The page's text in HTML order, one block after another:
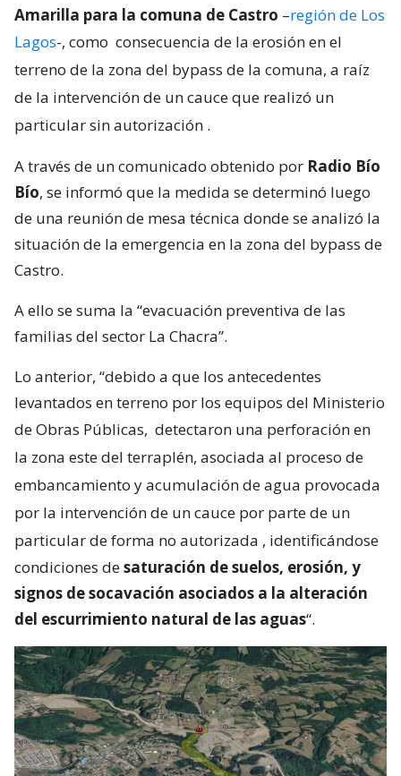
Amarilla para la comuna de Castro –región de Los
Lagos-, como consecuencia de la erosión en el
terreno de la zona del bypass de la comuna, a raíz
de la intervención de un cauce que realizó un
particular sin autorización .
A través de un comunicado obtenido por Radio Bío
Bío, se informó que la medida se determinó luego
de una reunión de mesa técnica donde se analizó la
situación de la emergencia en la zona del bypass de
Castro.
A ello se suma la “evacuación preventiva de las
familias del sector La Chacra”.
Lo anterior, “debido a que los antecedentes
levantados en terreno por los equipos del Ministerio
de Obras Públicas, detectaron una perforación en
la zona este del terraplén, asociada al proceso de
embancamiento y acumulación de agua provocada
por la intervención de un cauce por parte de un
particular de forma no autorizada , identificándose
condiciones desaturación de suelos, erosión, y
signos de socavación asociados a la alteración
del escurrimiento natural de las aguas“.